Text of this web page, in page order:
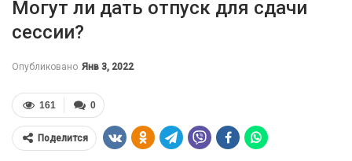
Могут ли дать отпуск для сдачи
сессии?
Опубликовано Янв 3, 2022
0
161
Поделится